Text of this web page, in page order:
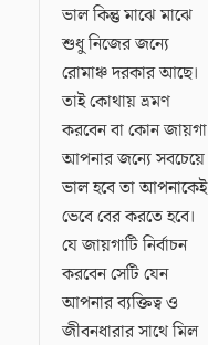
ভাল কিন্তু মাঝে মাঝে
শুধু নিজের জন্যে
রোমাঞ্চ দরকার আছে।
তাই কোথায় ভ্রমণ
করবেন বা কোন জায়গা
আপনার জন্যে সবচেয়ে
ভাল হবে তা আপনাকেই
ভেবে বের করতে হবে।
যে জায়গাটি নির্বাচন
করবেন সেটি যেন
আপনার ব্যক্তিত্ব ও
জীবনধারার সাথে মিল